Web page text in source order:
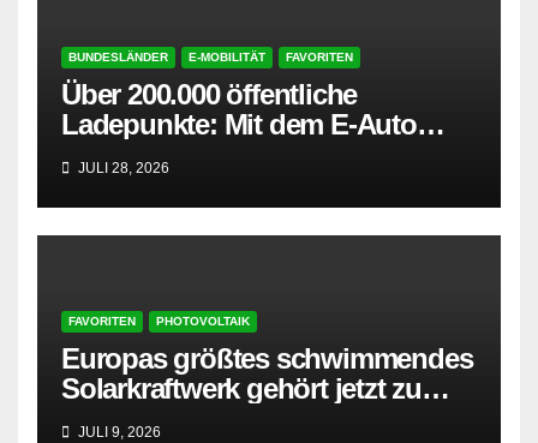
BUNDESLÄNDER E-MOBILITÄT FAVORITEN
Über 200.000 öffentliche
Ladepunkte: Mit dem E-Auto
entspannt in den Sommerurlaub
JULI 28, 2026
FAVORITEN PHOTOVOLTAIK
Europas größtes schwimmendes
Solarkraftwerk gehört jetzt zu
AMPYR
JULI 9, 2026